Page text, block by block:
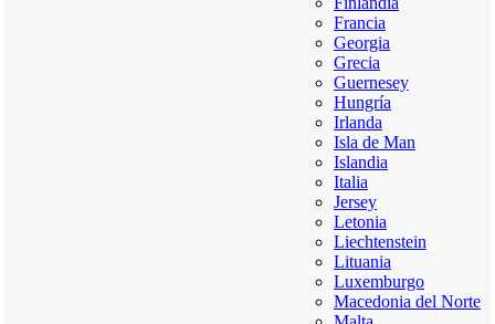
Francia
Georgia
Grecia
Guernesey
Hungría
Irlanda
Isla de Man
Islandia
Italia
Jersey
Letonia
Liechtenstein
Lituania
Luxemburgo
Macedonia del Norte